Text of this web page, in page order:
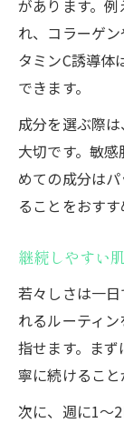
があります。
れ、コラーゲ
タミンC誘導体
できます。
成分を選ぶ際
大切です。敏
めての成分は
ることをおすす
継続しやすい
若々しさは一
れるルーティ
指せます。ま
寧に続けること
次に、週に1〜